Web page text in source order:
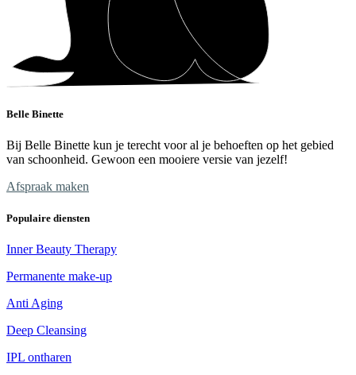
Belle Binette
Bij Belle Binette kun je terecht voor al je behoeften op het gebied
van schoonheid. Gewoon een mooiere versie van jezelf!
Afspraak maken
Populaire diensten
Inner Beauty Therapy
Permanente make-up
Anti Aging
Deep Cleansing
IPL ontharen